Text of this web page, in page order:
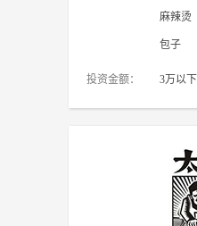
玉石
麻辣烫
包子
投资金额： 3万以下